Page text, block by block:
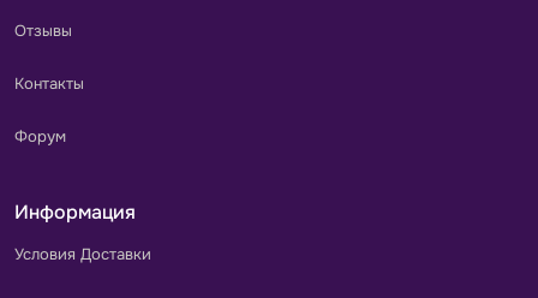
Отзывы
Контакты
Форум
Информация
Условия Доставки